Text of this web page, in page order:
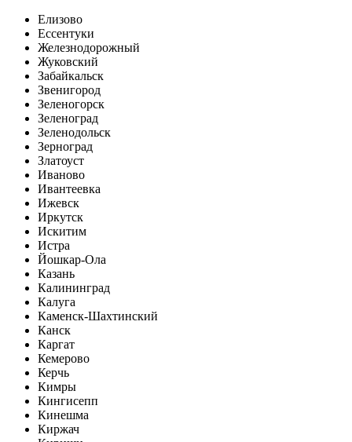
Елизово
Ессентуки
Железнодорожный
Жуковский
Забайкальск
Звенигород
Зеленогорск
Зеленоград
Зеленодольск
Зерноград
Златоуст
Иваново
Ивантеевка
Ижевск
Иркутск
Искитим
Истра
Йошкар-Ола
Казань
Калининград
Калуга
Каменск-Шахтинский
Канск
Каргат
Кемерово
Керчь
Кимры
Кингисепп
Кинешма
Киржач